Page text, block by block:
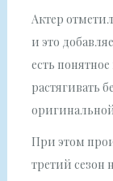
Актер
и это
есть
растягивать
При этом
третий сезон